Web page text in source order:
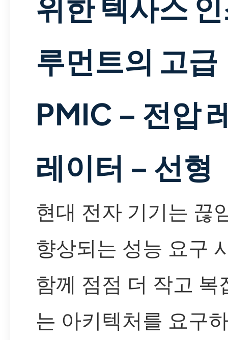
루먼트의 고급
PMIC – 전압
레이터 – 선형
현대 전자 기기는 끊
향상되는 성능 요구
함께 점점 더 작고 복
는 아키텍처를 요구